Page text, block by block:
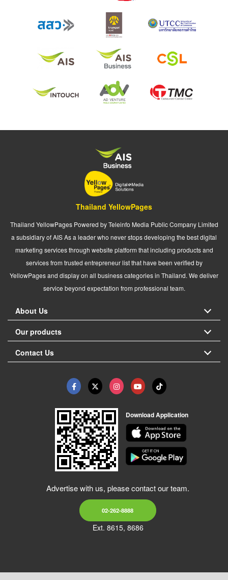
Thailand YellowPages
Thailand YellowPages Powered by Teleinfo Media Public Company Limited
a subsidiary of AIS As a leader who never stops developing the best digital
marketing services through website platform that including products and
services from trusted entrepreneur list that have been verified by
YellowPages and display on all business categories in Thailand. We deliver
service beyond expectation from professional team.
About Us
Our products
Contact Us
Download Application
Advertise with us, please contact our team.
02-262-8888
Ext. 8615, 8686